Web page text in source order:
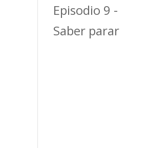
Episodio 9 -
Saber parar